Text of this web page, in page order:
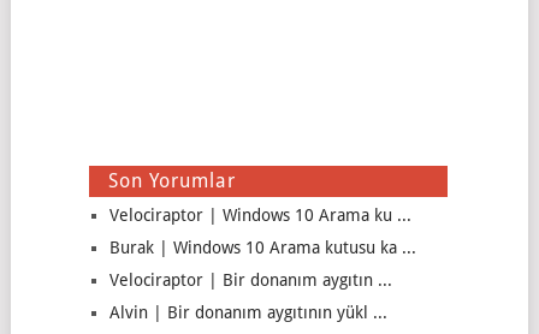
Son Yorumlar
Velociraptor | Windows 10 Arama ku ...
Burak | Windows 10 Arama kutusu ka ...
Velociraptor | Bir donanım aygıtın ...
Alvin | Bir donanım aygıtının yükl ...